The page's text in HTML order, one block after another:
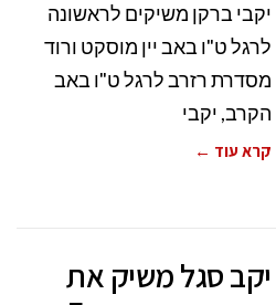
יקבי ברקן משיקים לראשונה
לרגל ט"ו באב יין מוסקט ורוד
מסדרת רזרב לרגל ט"ו באב
הקרב, יקבי
קרא עוד ←
יקב סגל משיק את